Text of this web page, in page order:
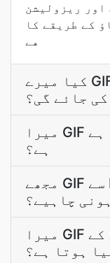
ريزوليشن
کے طريقے کا
هے
کیا میرے GIF میں شفافیت PNG میں
جائے گی؟
میرا GIF زندہ ہے - PNG میں کیا ہوتا
ہے؟
مجھے GIF سے PNG تک کیا خروجی کی
چاہیے؟
میرا GIF زندہ ہے - باقی فریموں کے
ہوتا ہے؟